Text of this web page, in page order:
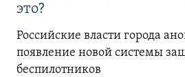
это?
Российские власти города
появление новой системы
беспилотников